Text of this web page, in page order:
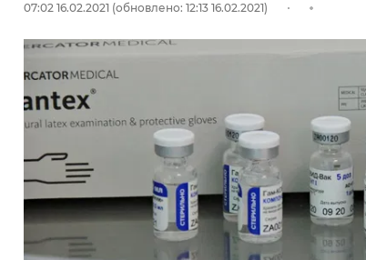
07:02 16.02.2021 (обновлено: 12:13 16.02.2021)